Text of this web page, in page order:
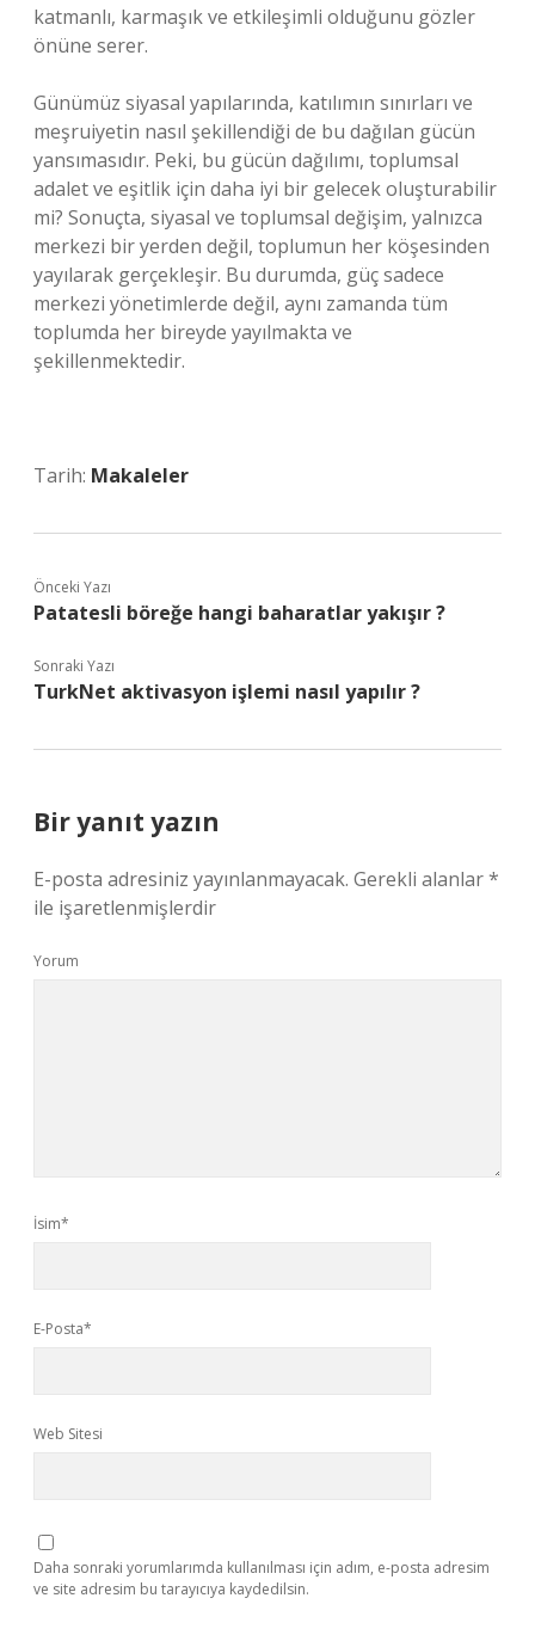
katmanlı, karmaşık ve etkileşimli olduğunu gözler
önüne serer.
Günümüz siyasal yapılarında, katılımın sınırları ve
meşruiyetin nasıl şekillendiği de bu dağılan gücün
yansımasıdır. Peki, bu gücün dağılımı, toplumsal
adalet ve eşitlik için daha iyi bir gelecek oluşturabilir
mi? Sonuçta, siyasal ve toplumsal değişim, yalnızca
merkezi bir yerden değil, toplumun her köşesinden
yayılarak gerçekleşir. Bu durumda, güç sadece
merkezi yönetimlerde değil, aynı zamanda tüm
toplumda her bireyde yayılmakta ve
şekillenmektedir.
Tarih: Makaleler
Önceki Yazı
Patatesli böreğe hangi baharatlar yakışır ?
Sonraki Yazı
TurkNet aktivasyon işlemi nasıl yapılır ?
Bir yanıt yazın
E-posta adresiniz yayınlanmayacak. Gerekli alanlar*
ile işaretlenmişlerdir
Yorum
İsim*
E-Posta*
Web Sitesi
Daha sonraki yorumlarımda kullanılması için adım, e-posta adresim
ve site adresim bu tarayıcıya kaydedilsin.